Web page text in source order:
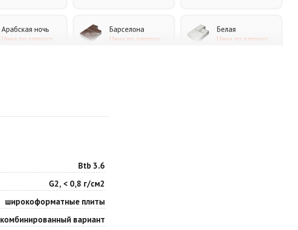
Арабская ночь
Цена по запросу
Барселона
Цена по запросу
Белая
Цена по запросу
Красная
Цена по запросу
Сомон
Цена по запросу
Btb 3.6
G2, < 0,8 г/см2
широкоформатные плиты
комбинированный вариант